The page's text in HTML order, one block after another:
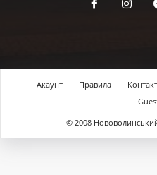
Акаунт Правила
© 2008